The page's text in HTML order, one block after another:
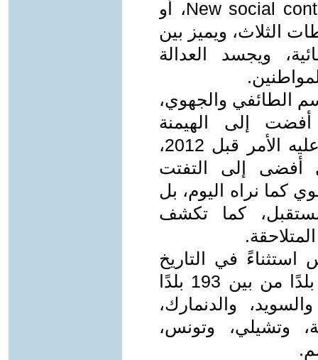
قائمة على عقد اجتماعي جديد، New social contract، أو
الثلاث، ويميز بين
ويجسد العدالة
الطائفي والجهوي،
إلى الهيمنة
الطائفية والقبلية والجهوية كما كان عليه الأمر قبل 2012،
أفضى إلى التفتت
كما نراه اليوم، بل
كما تكشف
في التاريخ
ولكنه نموذج قائم في أكثر من 165 بلدًا من بين 193 بلدًا
والدنمارك،
وتشيلي، وتونس،